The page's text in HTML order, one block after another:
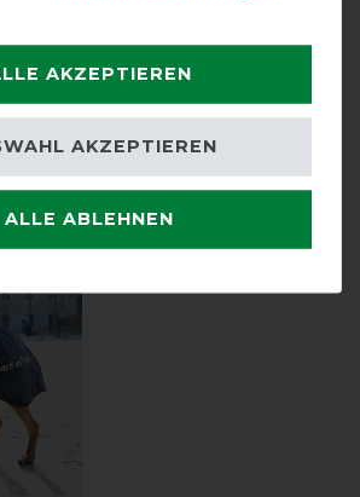
ZUR PRODUKTSICHERHEIT
Zubehör für dich
AKZEPTIEREN
ALLE ABLEHNEN
AKZEPTIEREN